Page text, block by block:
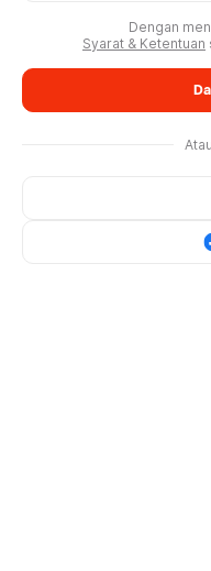
Dengan
Syarat & Ketentuan